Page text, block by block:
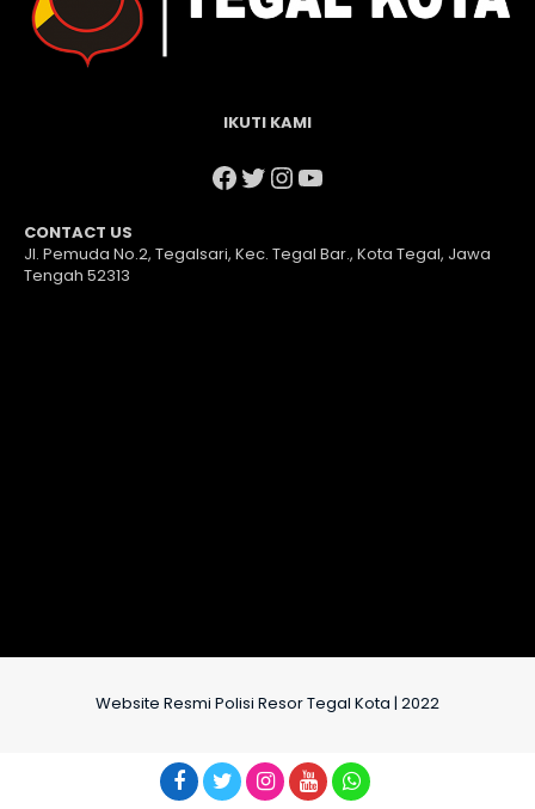
IKUTI KAMI
Facebook
Twitter
Instagram
YouTube
CONTACT US
Jl. Pemuda No.2, Tegalsari, Kec. Tegal Bar., Kota Tegal, Jawa
Tengah 52313
Website Resmi Polisi Resor Tegal Kota | 2022